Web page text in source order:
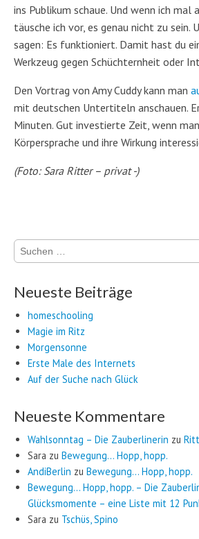
ins Publikum schaue. Und wenn ich mal
täusche ich vor, es genau nicht zu sein.
sagen: Es funktioniert. Damit hast du
Werkzeug gegen Schüchternheit oder
Den Vortrag von Amy Cuddy kann man
mit deutschen Untertiteln anschauen.
Minuten. Gut investierte Zeit, wenn
Körpersprache und ihre Wirkung
(Foto: Sara Ritter – privat -)
Suchen
nach:
Neueste Beiträge
homeschooling
Magie im Ritz
Morgensonne
Erste Male des Internets
Auf der Suche nach Glück
Neueste Kommentare
Wahlsonntag – Die Zauberlinerin zu
Sara zu Bewegung… Hopp, hopp.
AndiBerlin zu Bewegung… Hopp, hopp.
Bewegung… Hopp, hopp. – Die
Glücksmomente – eine Liste mit 12
Sara zu Tschüs, Spino